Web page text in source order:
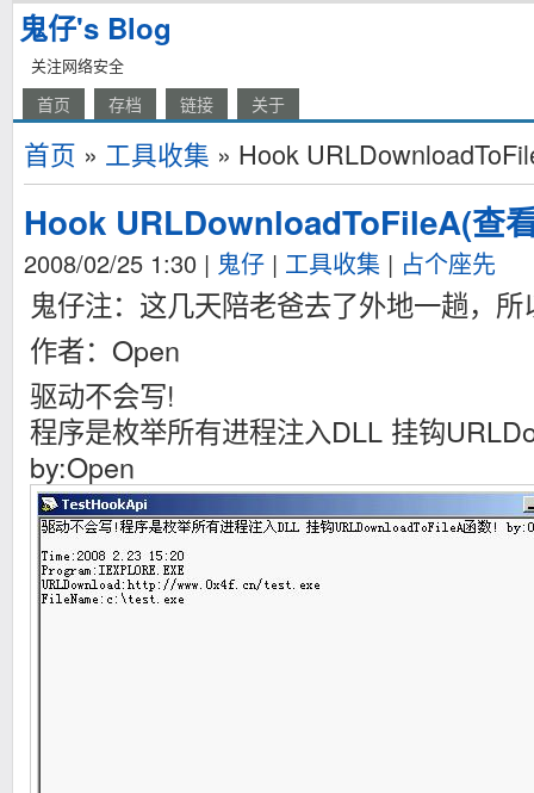
鬼仔's Blog
关注网络安全
首页 存档 链接 关于
首页 » 工具收集 » Hook
Hook URLDownloadToFileA(查
2008/02/25 1:30 | 鬼仔 | 工具收集 | 占个座先
鬼仔注：这几天陪老爸去了外地一趟，
作者：Open
驱动不会写!
程序是枚举所有进程注入DLL 挂钩
by:Open